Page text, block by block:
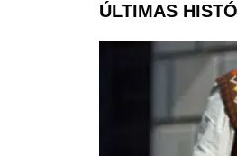
ÚLTIMAS